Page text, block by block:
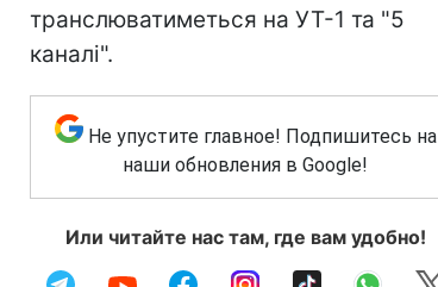
транслюватиметься на УТ-1 та "5
каналі".
Не упустите главное! Подпишитесь на
наши обновления в Google!
Или читайте нас там, где вам удобно!